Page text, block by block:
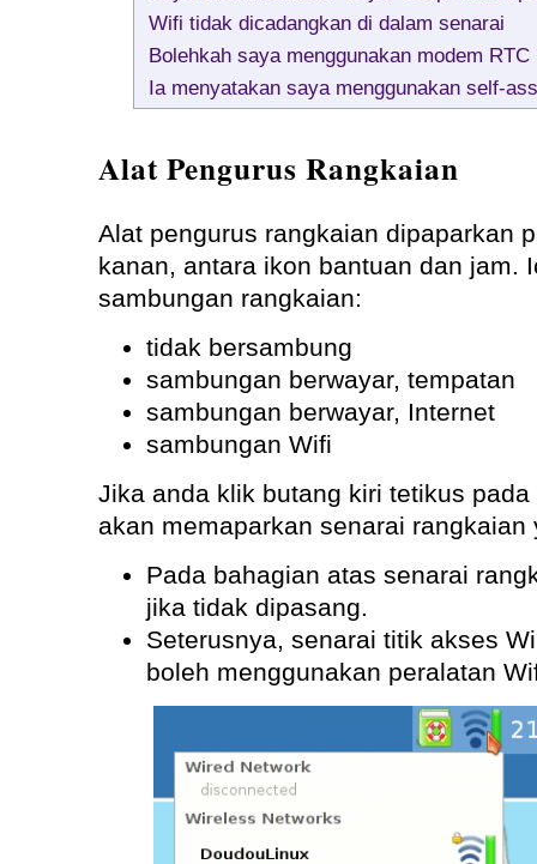
Wifi tidak dicadangkan di dalam senarai
Bolehkah saya menggunakan modem
Ia menyatakan saya menggunakan self-
Alat Pengurus Rangkaian
Alat pengurus rangkaian dipaparkan
kanan, antara ikon bantuan dan jam.
sambungan rangkaian:
tidak bersambung
sambungan berwayar, tempatan
sambungan berwayar, Internet
sambungan Wifi
Jika anda klik butang kiri tetikus
akan memaparkan senarai rangkaian
Pada bahagian atas senarai
jika tidak dipasang.
Seterusnya, senarai titik akses
boleh menggunakan peralatan